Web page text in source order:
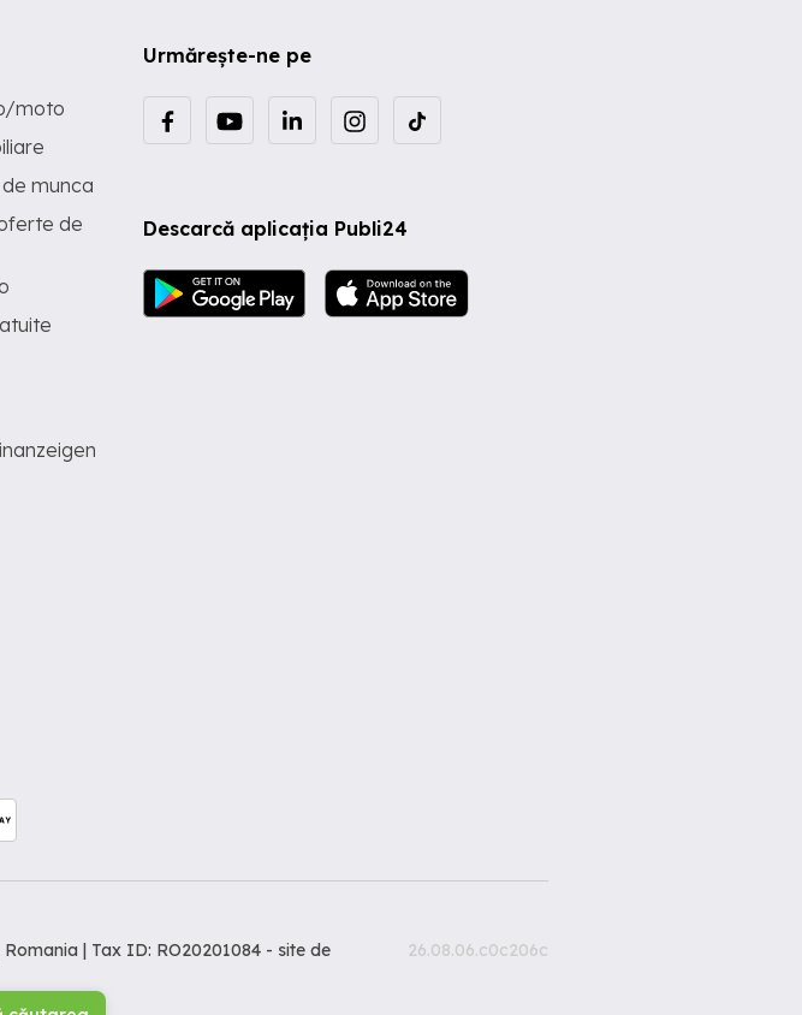
Urmărește-ne pe
Descarcă aplicația Publi24
moto
munca
de
| Tax ID: RO20201084 - site de
26.08.06.c0c206c